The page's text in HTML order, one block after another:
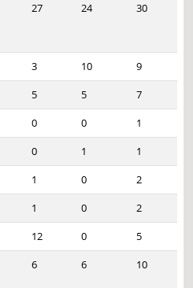
27 24 30
3 10
9
5 5
7
0 0
1
0 1
1
1 0
2
1 0
2
12 0
5
6 6 10